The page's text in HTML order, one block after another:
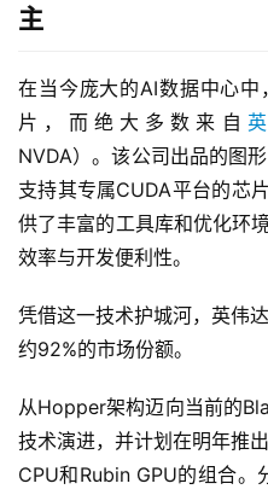
主
在当今庞大的AI数据中心
片，而绝大多数来自
NVDA）。该公司出品的图
支持其专属CUDA平台的芯
供了丰富的工具库和优化环
效率与开发便利性。
凭借这一技术护城河，英伟
约92%的市场份额。
从Hopper架构迈向当前的
技术演进，并计划在明年推
CPU和Rubin GPU的组合